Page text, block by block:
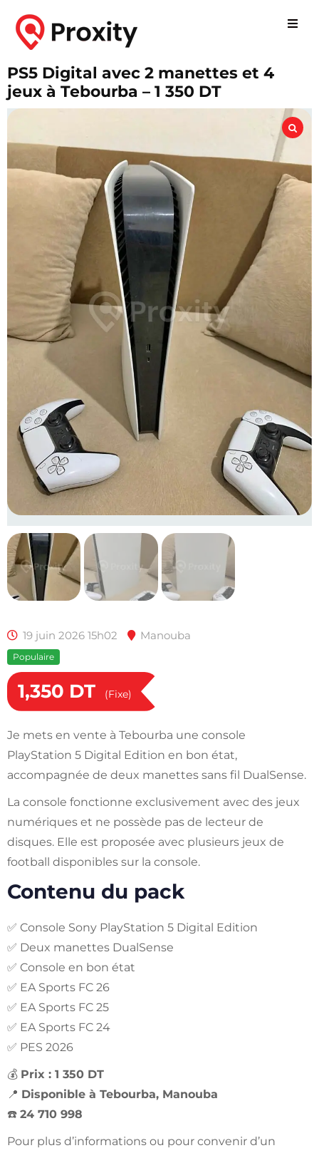
PS5 Digital avec 2 manettes et 4
jeux à Tebourba – 1 350 DT
19 juin 2026 15h02 Manouba
Populaire
1,350 DT (Fixe)
Je mets en vente à Tebourba une console
PlayStation 5 Digital Edition en bon état,
accompagnée de deux manettes sans fil DualSense.
La console fonctionne exclusivement avec des jeux
numériques et ne possède pas de lecteur de
disques. Elle est proposée avec plusieurs jeux de
football disponibles sur la console.
Contenu du pack
✅ Console Sony PlayStation 5 Digital Edition
✅ Deux manettes DualSense
✅ Console en bon état
✅ EA Sports FC 26
✅ EA Sports FC 25
✅ EA Sports FC 24
✅ PES 2026
💰 Prix : 1 350 DT
📍 Disponible à Tebourba, Manouba
☎️ 24 710 998
Pour plus d’informations ou pour convenir d’un